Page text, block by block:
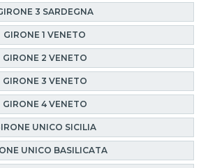
3 SARDEGNA
GIRONE 1 VENETO
GIRONE 2 VENETO
GIRONE 3 VENETO
GIRONE 4 VENETO
UNICO SICILIA
UNICO BASILICATA